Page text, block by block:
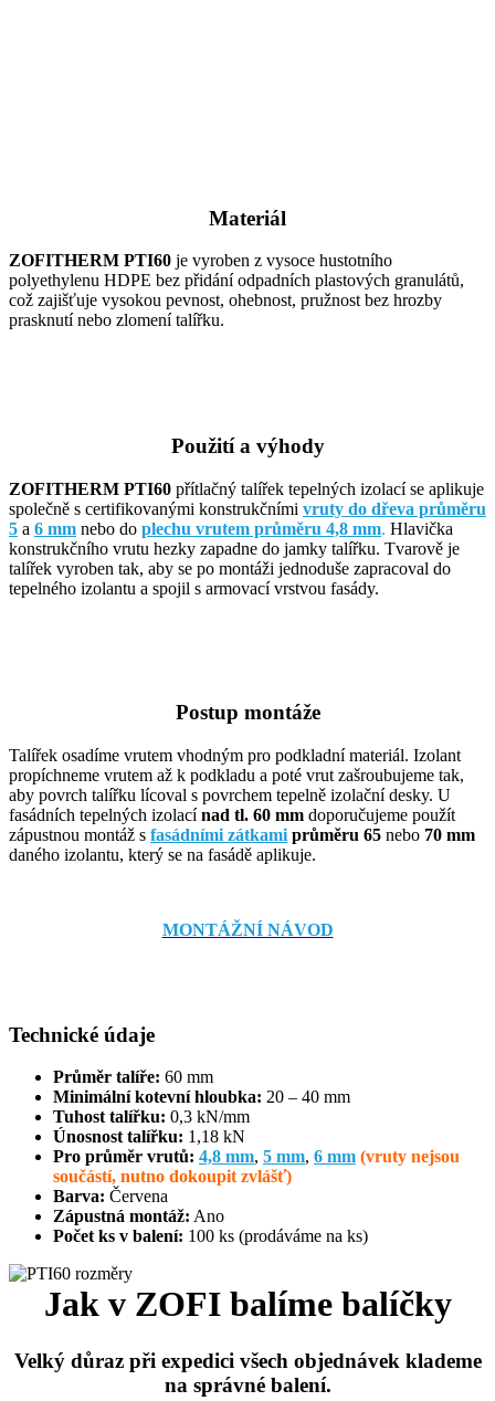
Materiál
ZOFITHERM PTI60 je vyroben z vysoce hustotního
polyethylenu HDPE bez přidání odpadních plastových granulátů,
což zajišťuje vysokou pevnost, ohebnost, pružnost bez hrozby
prasknutí nebo zlomení talířku.
Použití a výhody
ZOFITHERM PTI60 přítlačný talířek tepelných izolací se aplikuje
společně s certifikovanými konstrukčními vruty do dřeva průměru
5 a 6 mm nebo do plechu vrutem průměru 4,8 mm. Hlavička
konstrukčního vrutu hezky zapadne do jamky talířku. Tvarově je
talířek vyroben tak, aby se po montáži jednoduše zapracoval do
tepelného izolantu a spojil s armovací vrstvou fasády.
Postup montáže
Talířek osadíme vrutem vhodným pro podkladní materiál. Izolant
propíchneme vrutem až k podkladu a poté vrut zašroubujeme tak,
aby povrch talířku lícoval s povrchem tepelně izolační desky. U
fasádních tepelných izolacínad tl. 60 mm doporučujeme použít
zápustnou montáž s fasádními zátkami průměru 65 nebo 70 mm
daného izolantu, který se na fasádě aplikuje.
MONTÁŽNÍ NÁVOD
Technické údaje
Průměr talíře: 60 mm
Minimální kotevní hloubka: 20 – 40 mm
Tuhost talířku: 0,3 kN/mm
Únosnost talířku: 1,18 kN
Pro průměr vrutů: 4,8 mm, 5 mm, 6 mm (vruty nejsou
součástí, nutno dokoupit zvlášť)
Barva: Červena
Zápustná montáž: Ano
Počet ks v balení: 100 ks (prodáváme na ks)
Jak v ZOFI balíme balíčky
Velký důraz při expedici všech objednávek klademe
na správné balení.